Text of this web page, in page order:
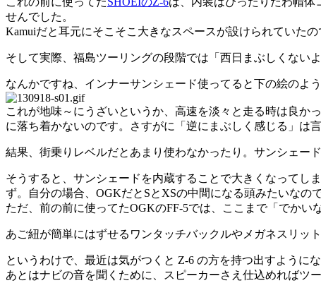
せんでした。
Kamuiだと耳元にそこそこ大きなスペースが設けられていた
そして実際、福島ツーリングの段階では「西日まぶしくない
なんかですね、インナーサンシェード使ってると下の絵のよ
これが地味～にうざいというか、高速を淡々と走る時は良か
に落ち着かないのです。さすがに「逆にまぶしく感じる」は
結果、街乗りレベルだとあまり使わなかったり。サンシェード
そうすると、サンシェードを内蔵することで大きくなってし
ず。自分の場合、OGKだとSとXSの中間になる頭みたいな
ただ、前の前に使ってたOGKのFF-5では、ここまで「でかい
あご紐が簡単にはずせるワンタッチバックルやメガネスリッ
というわけで、最近は気がつくと Z-6 の方を持つ出すように
あとはナビの音を聞くために、スピーカーさえ仕込めればツ